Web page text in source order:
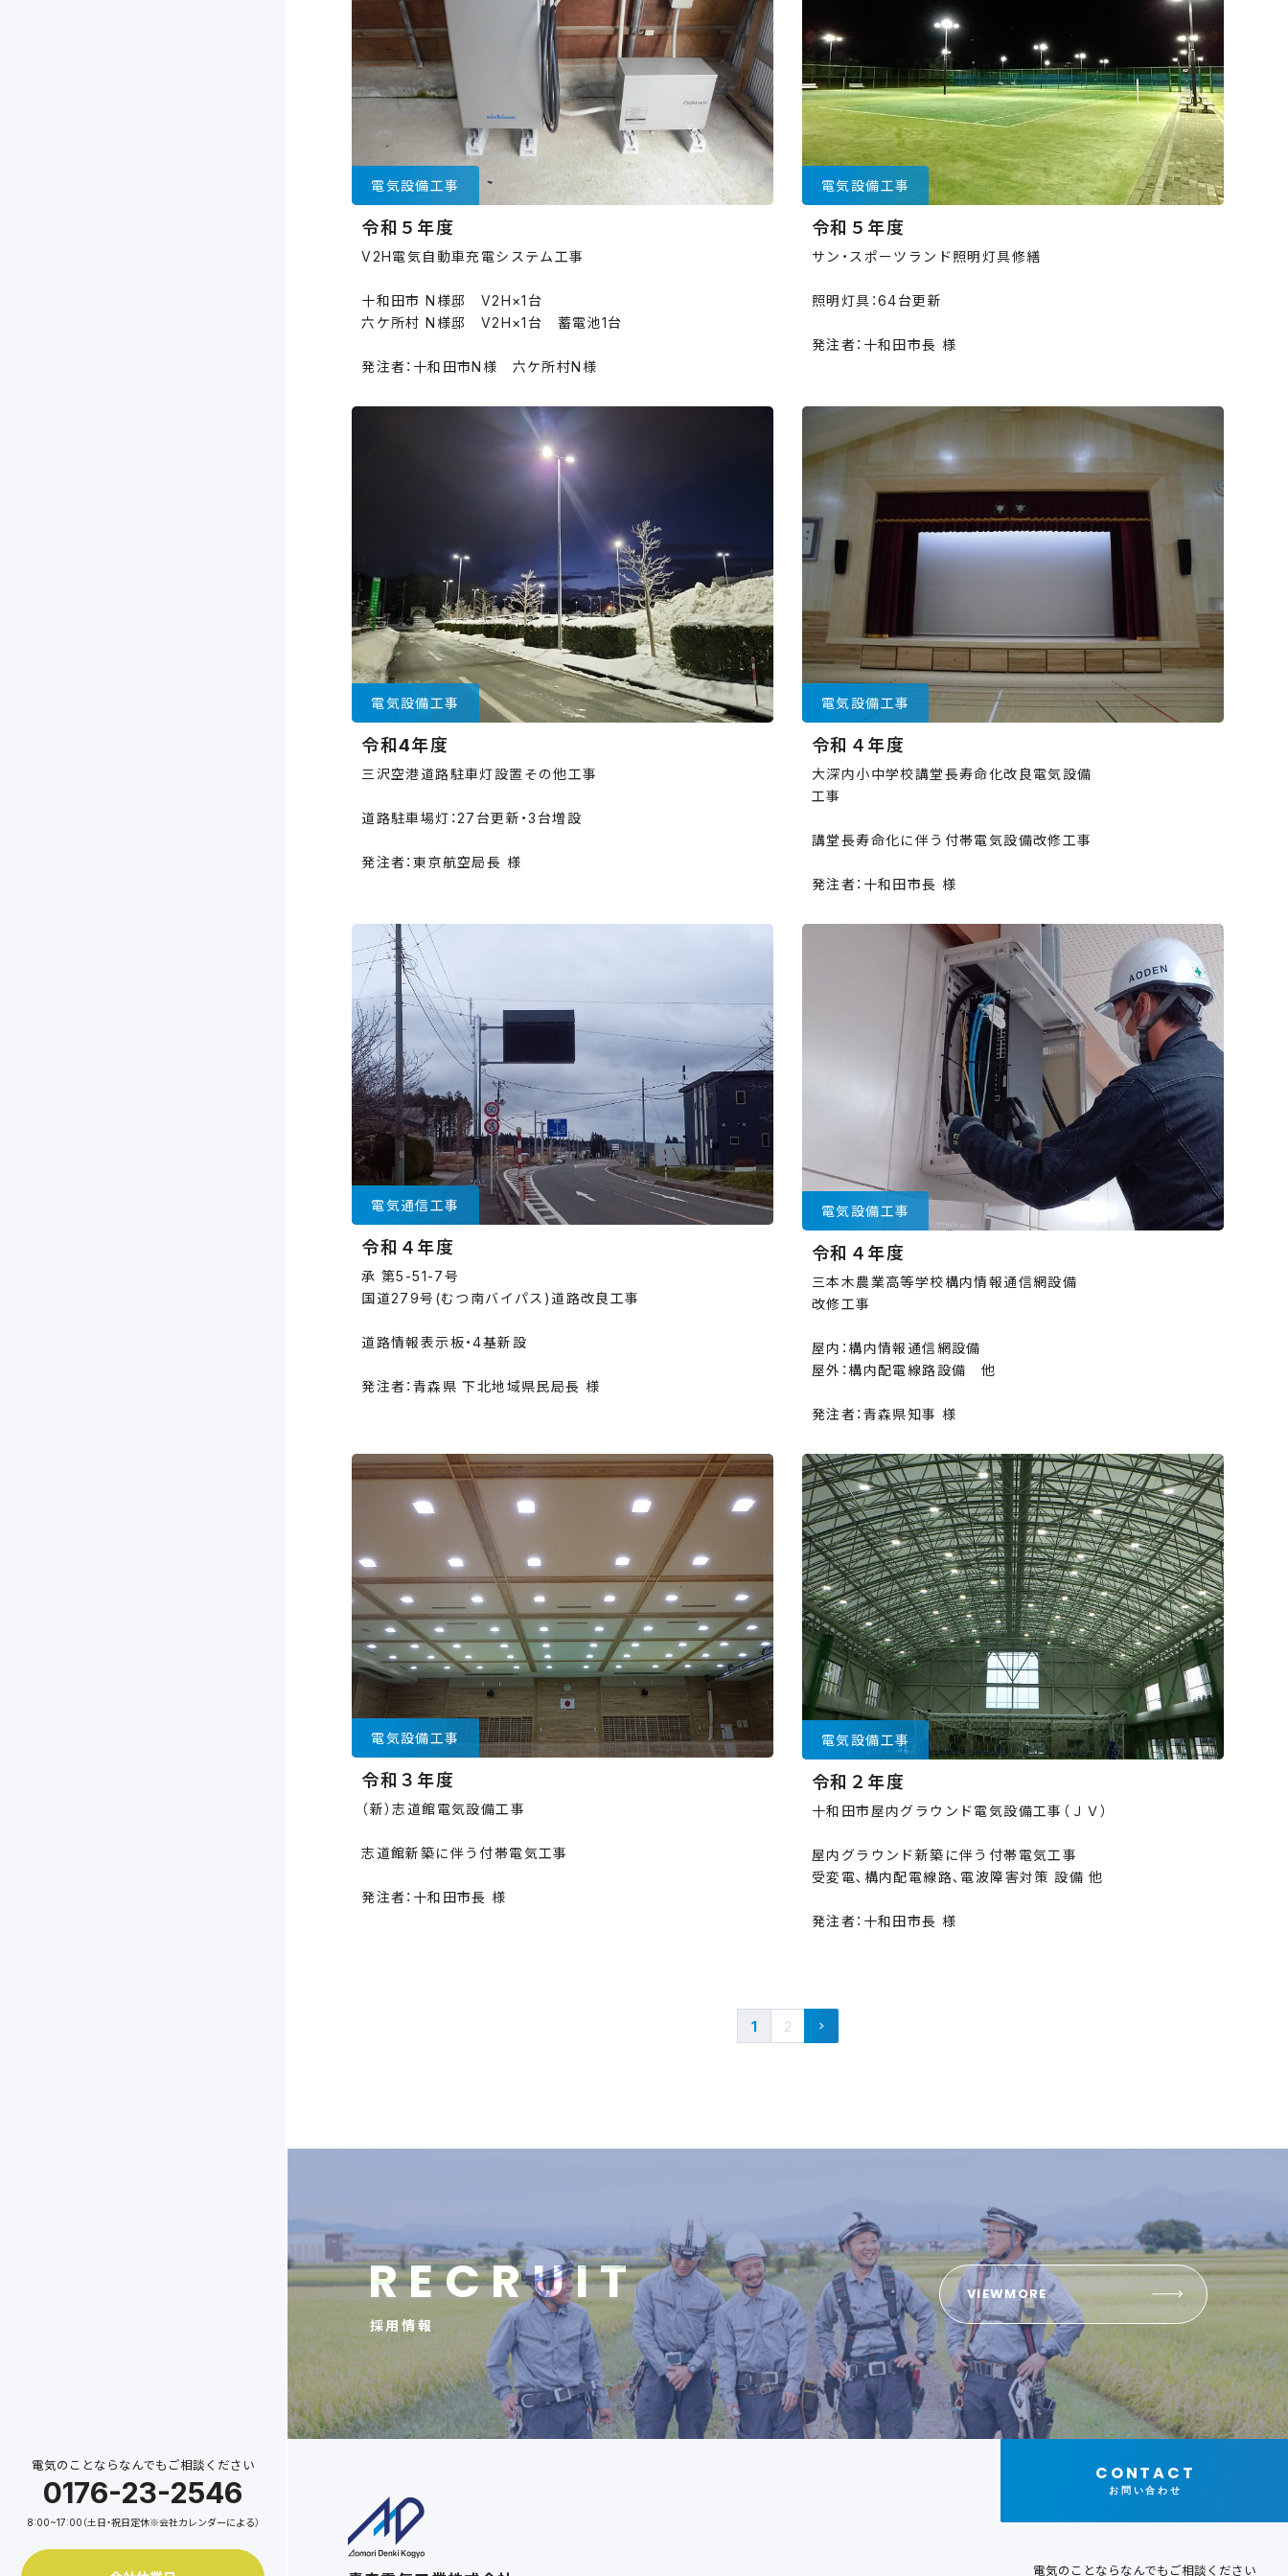
電気のことならなんでもご相談ください
0176-23-2546
8:00~17:00（土日・祝日定休※会社カレンダーによる）
電気設備工事
令和５年度
V2H電気自動車充電システム工事
十和田市 N様邸 V2H×1台
六ケ所村 N様邸 V2H×1台 蓄電池1台
発注者：十和田市N様 六ケ所村N様
電気設備工事
令和５年度
サン・スポーツランド照明灯具修繕
照明灯具：64台更新
発注者：十和田市長 様
電気設備工事
令和4年度
三沢空港道路駐車灯設置その他工事
道路駐車場灯：27台更新・3台増設
発注者：東京航空局長 様
電気設備工事
令和４年度
大深内小中学校講堂長寿命化改良電気設備
工事
講堂長寿命化に伴う付帯電気設備改修工事
発注者：十和田市長 様
電気通信工事
令和４年度
承 第5-51-7号
国道279号(むつ南バイパス)道路改良工事
道路情報表示板・4基新設
発注者：青森県 下北地域県民局長 様
電気設備工事
令和４年度
三本木農業高等学校構内情報通信網設備
改修工事
屋内：構内情報通信網設備
屋外：構内配電線路設備 他
発注者：青森県知事 様
電気設備工事
令和３年度
（新）志道館電気設備工事
志道館新築に伴う付帯電気工事
発注者：十和田市長 様
電気設備工事
令和２年度
十和田市屋内グラウンド電気設備工事（ＪＶ）
屋内グラウンド新築に伴う付帯電気工事
受変電､構内配電線路､電波障害対策 設備 他
発注者：十和田市長 様
1 2 >
RECRUIT
採用情報
VIEWMORE
CONTACT
お問い合わせ
電気のことならなんでもご相談ください